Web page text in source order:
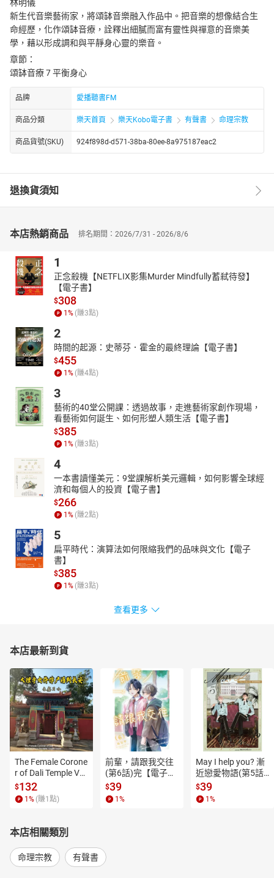
林明儀
新生代音樂藝術家，將頌缽音樂融入作品中。把音樂的想像結合生
命經歷，化作頌缽音療，詮釋出細膩而富有靈性與禪意的音樂美
學，藉以形成調和與平靜身心靈的樂音。
章節：
頌缽音療 7 平衡身心
品牌 愛播聽書FM
商品分類 樂天首頁 樂天Kobo電子書 有聲書 命理宗教
商品貨號(SKU) 924f898d-d571-38ba-80ee-8a975187eac2
退換貨須知
本店熱銷商品 排名期間：2026/7/31 - 2026/8/6
1
正念殺機【NETFLIX影集Murder Mindfully蓄弒待發】
【電子書】
$308
1 % (賺3點)
2
時間的起源：史蒂芬．霍金的最終理論【電子書】
$455
1 % (賺4點)
3
藝術的40堂公開課：透過故事，走進藝術家創作現場，
看藝術如何誕生、如何形塑人類生活【電子書】
$385
1 % (賺3點)
4
一本書讀懂美元：9堂課解析美元邏輯，如何影響全球經
濟和每個人的投資【電子書】
$266
1 % (賺2點)
5
扁平時代：演算法如何限縮我們的品味與文化【電子
書】
$385
1 % (賺3點)
查看更多
本店最新到貨
The Female Corone
r of Dali Temple Vo
l.6【有聲書】
$132
1% (賺1點)
前輩，請跟我交往
(第6話)完【電子
書】
$39
1%
May I help you? 漸
近戀愛物語(第5話)
【電子書】
$39
1%
本店相關類別
命理宗教 有聲書